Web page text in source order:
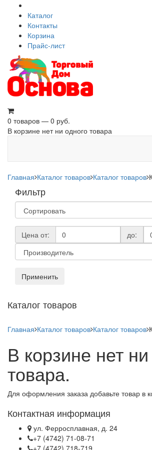
Каталог
Контакты
Корзина
Прайс-лист
0 товаров — 0 руб.
В корзине нет ни одного товара
Главная Каталог товаров Каталог товаров
Фильтр
Цена от: до:
Применить
Каталог товаров
Главная Каталог товаров Каталог товаров
В корзине нет
товара.
Для оформления заказа добавьте товар в
Контактная информация
ул. Ферросплавная, д. 24
+7 (4742) 71-08-71
+7 (4742) 718-719